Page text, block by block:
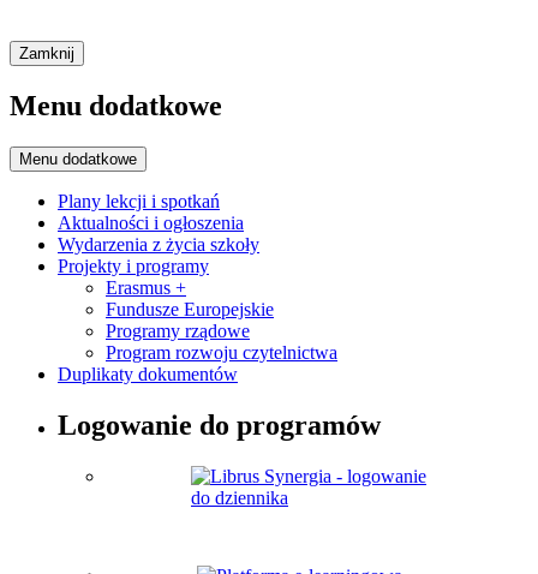
Zamknij
Menu dodatkowe
Menu dodatkowe
Plany lekcji i spotkań
Aktualności i ogłoszenia
Wydarzenia z życia szkoły
Projekty i programy
Erasmus +
Fundusze Europejskie
Programy rządowe
Program rozwoju czytelnictwa
Duplikaty dokumentów
Logowanie do programów